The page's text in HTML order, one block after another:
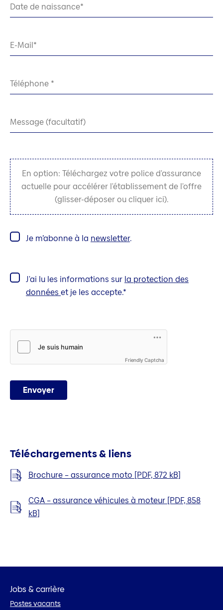
Date de naissance
E-Mail
Téléphone
Message (facultatif)
En option: Téléchargez votre police d'assurance
actuelle pour accélérer l'établissement de l'offre
(glisser-déposer ou cliquer ici).
Je m’abonne à la newsletter.
J'ai lu les informations sur la protection des
données et je les accepte.
Friendly Captcha
Envoyer
Téléchargements & liens
Brochure – assurance moto [PDF, 872 kB]
CGA – assurance véhicules à moteur [PDF, 858
kB]
Jobs & carrière
Postes vacants